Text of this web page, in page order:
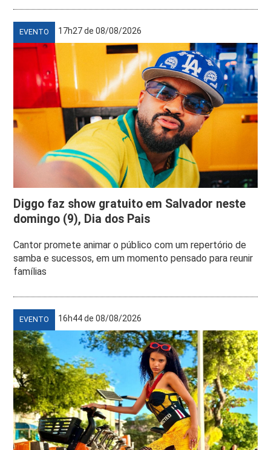
EVENTO 17h27 de 08/08/2026
Diggo faz show gratuito em Salvador neste
domingo (9), Dia dos Pais
Cantor promete animar o público com um repertório de
samba e sucessos, em um momento pensado para reunir
famílias
EVENTO 16h44 de 08/08/2026